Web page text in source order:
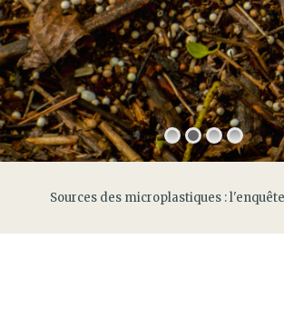
Sources des microplastiques :